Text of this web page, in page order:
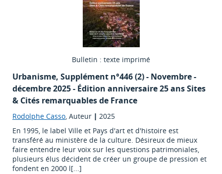
Bulletin : texte imprimé
Urbanisme, Supplément n°446 (2) - Novembre -
décembre 2025 - Édition anniversaire 25 ans Sites
& Cités remarquables de France
Rodolphe Casso, Auteur | 2025
En 1995, le label Ville et Pays d'art et d'histoire est
transféré au ministère de la culture. Désireux de mieux
faire entendre leur voix sur les questions patrimoniales,
plusieurs élus décident de créer un groupe de pression et
fondent en 2000 l[...]